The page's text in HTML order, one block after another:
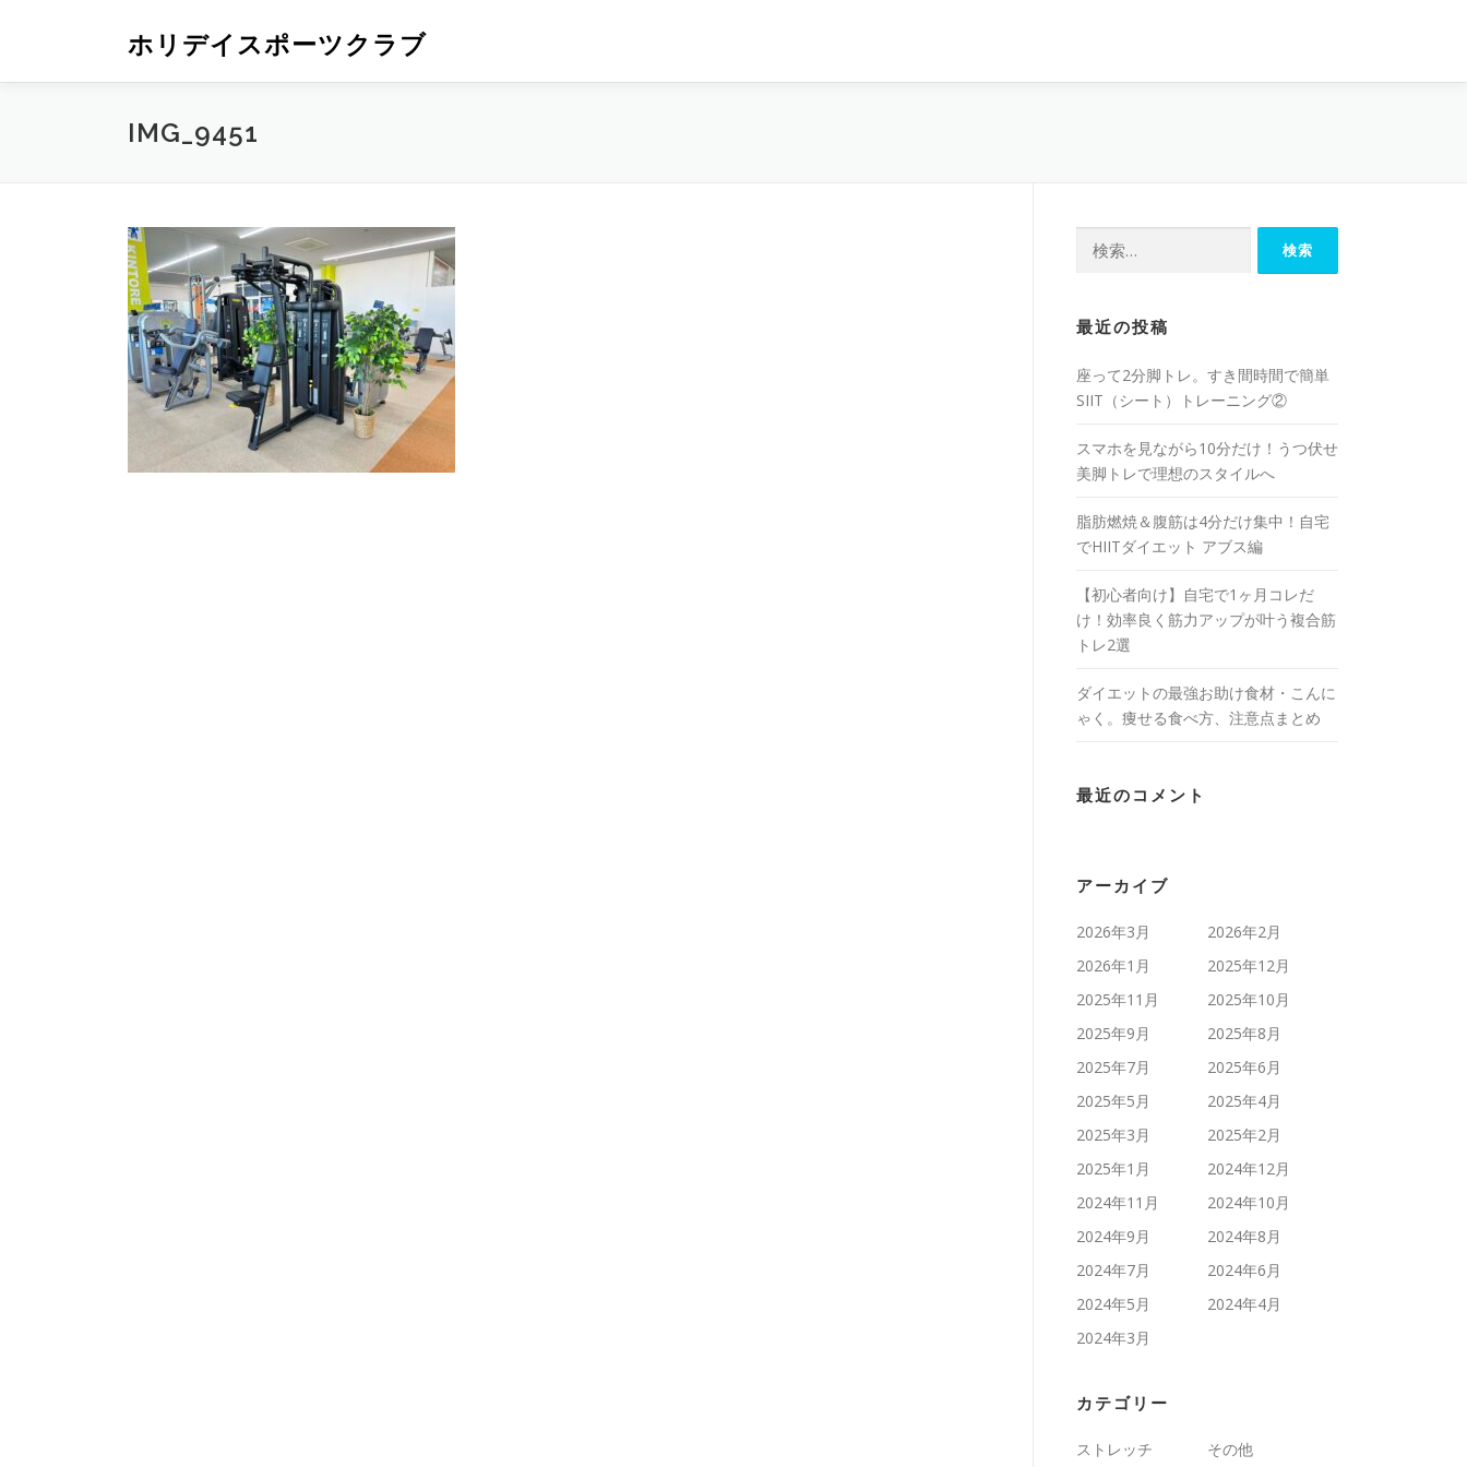
ホリデイスポーツクラブ
IMG_9451
最近の投稿
座って2分脚トレ。すき間時間で簡単
SIIT（シート）トレーニング②
スマホを見ながら10分だけ！うつ伏せ
美脚トレで理想のスタイルへ
脂肪燃焼＆腹筋は4分だけ集中！自宅
でHIITダイエット アブス編
【初心者向け】自宅で1ヶ月コレだ
け！効率良く筋力アップが叶う複合筋
トレ2選
ダイエットの最強お助け食材・こんに
ゃく。痩せる食べ方、注意点まとめ
最近のコメント
アーカイブ
2026年3月
2026年2月
2026年1月
2025年12月
2025年11月
2025年10月
2025年9月
2025年8月
2025年7月
2025年6月
2025年5月
2025年4月
2025年3月
2025年2月
2025年1月
2024年12月
2024年11月
2024年10月
2024年9月
2024年8月
2024年7月
2024年6月
2024年5月
2024年4月
2024年3月
カテゴリー
ストレッチ その他